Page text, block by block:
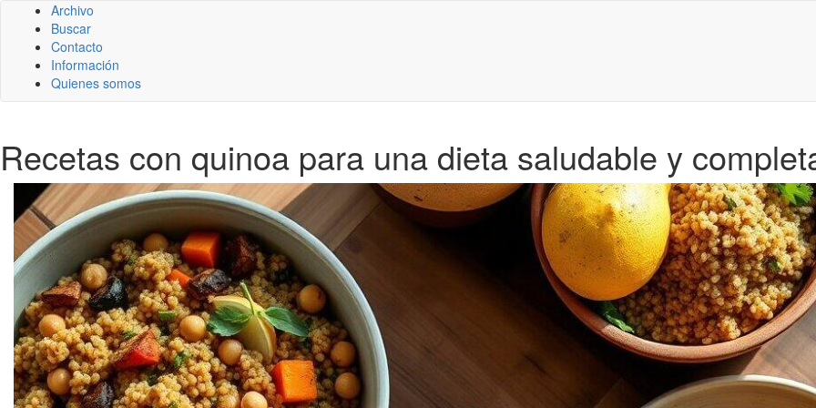
Archivo
Buscar
Contacto
Información
Quienes somos
Recetas con quinoa para una dieta saludable y